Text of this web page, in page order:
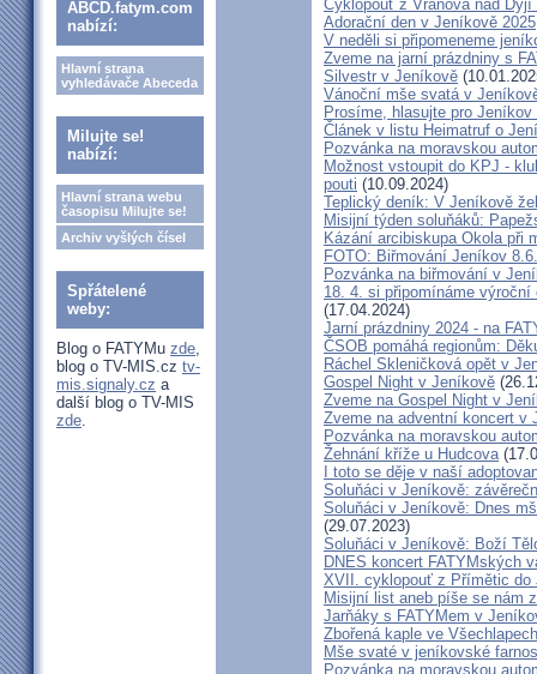
ABCD.fatym.com
nabízí:
Hlavní strana
vyhledávače Abeceda
Milujte se!
nabízí:
Hlavní strana webu
časopisu Milujte se!
Archiv vyšlých čísel
Spřátelené
weby:
Blog o FATYMu zde,
blog o TV-MIS.cz tv-
mis.signaly.cz a
další blog o TV-MIS
zde.
Cyklopouť z Vranova nad
Adorační den v Jeníkově 2025
V neděli si připomeneme
Zveme na jarní prázdniny s
Silvestr v Jeníkově
Vánoční mše svatá v
Prosíme, hlasujte pro
Článek v listu Heimatruf o
Pozvánka na moravskou
Možnost vstoupit do KPJ -
pouti (10.09.2024)
Teplický deník: V Jeníkově
Misijní týden soluňáků:
Kázání arcibiskupa Okola při
FOTO: Biřmování Jeníkov
Pozvánka na biřmování v
18. 4. si připomínáme
(17.04.2024)
Jarní prázdniny 2024 - na
ČSOB pomáhá regionům:
Ráchel Skleničková opět v
Gospel Night v Jeníkově
Zveme na Gospel Night v
Zveme na adventní koncert v
Pozvánka na moravskou
Žehnání kříže u Hudcova
I toto se děje v naší
Soluňáci v Jeníkově:
Soluňáci v Jeníkově: Dnes
(29.07.2023)
Soluňáci v Jeníkově: Boží
DNES koncert FATYMských
XVII. cyklopouť z Přímětic do
Misijní list aneb píše se nám
Jarňáky s FATYMem v
Zbořená kaple ve
Mše svaté v jeníkovské
Pozvánka na moravskou